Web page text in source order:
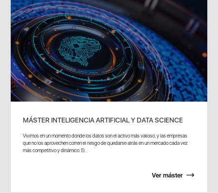
MÁSTER INTELIGENCIA ARTIFICIAL Y DATA SCIENCE
Vivimos en un momento donde los datos son el activo más valioso, y las empresas
que no los aprovechen corren el riesgo de quedarse atrás en un mercado cada vez
más competitivo y dinámico. El...
Ver máster